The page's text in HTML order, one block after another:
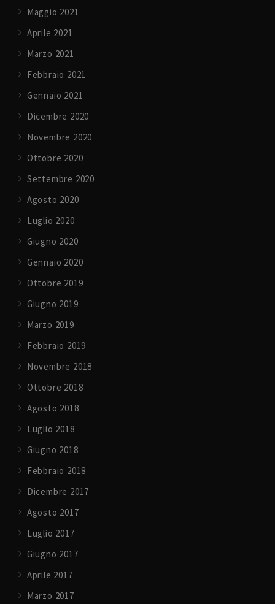
Maggio 2021
Aprile 2021
Marzo 2021
Febbraio 2021
Gennaio 2021
Dicembre 2020
Novembre 2020
Ottobre 2020
Settembre 2020
Agosto 2020
Luglio 2020
Giugno 2020
Gennaio 2020
Ottobre 2019
Giugno 2019
Marzo 2019
Febbraio 2019
Novembre 2018
Ottobre 2018
Agosto 2018
Luglio 2018
Giugno 2018
Febbraio 2018
Dicembre 2017
Agosto 2017
Luglio 2017
Giugno 2017
Aprile 2017
Marzo 2017